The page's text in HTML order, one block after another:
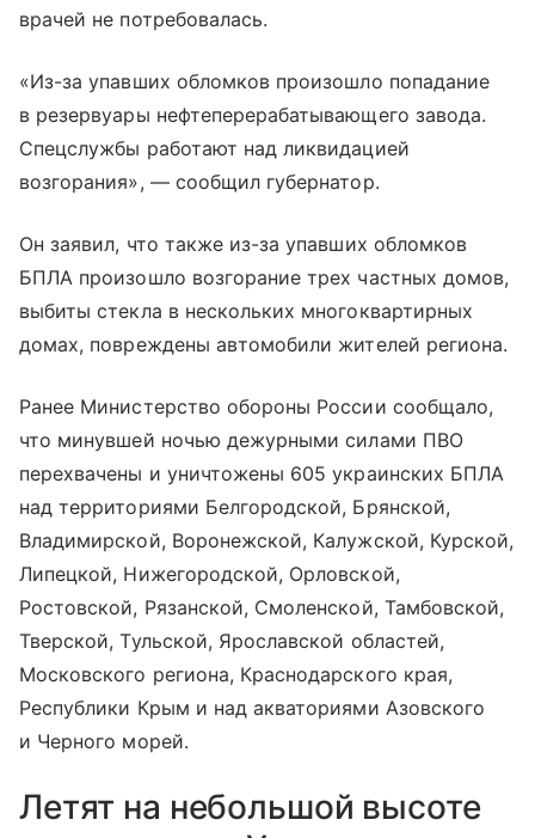
врачей не потребовалась.
«Из-за упавших обломков произошло попадание
в резервуары нефтеперерабатывающего завода.
Спецслужбы работают над ликвидацией
возгорания», — сообщил губернатор.
Он заявил, что также из-за упавших обломков
БПЛА произошло возгорание трех частных домов,
выбиты стекла в нескольких многоквартирных
домах, повреждены автомобили жителей региона.
Ранее Министерство обороны России сообщало,
что минувшей ночью дежурными силами ПВО
перехвачены и уничтожены 605 украинских БПЛА
над территориями Белгородской, Брянской,
Владимирской, Воронежской, Калужской, Курской,
Липецкой, Нижегородской, Орловской,
Ростовской, Рязанской, Смоленской, Тамбовской,
Тверской, Тульской, Ярославской областей,
Московского региона, Краснодарского края,
Республики Крым и над акваториями Азовского
и Черного морей.
Летят на небольшой высоте